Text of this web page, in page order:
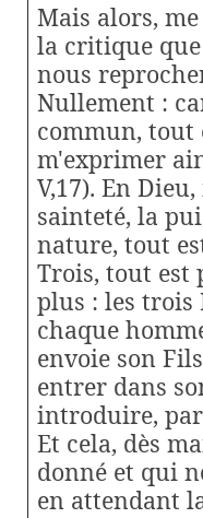
Mais alors,
la critique
nous
Nullement :
commun, tout
m'exprimer
V,17). En
sainteté, la
nature, tout
Trois, tout est
plus : les
chaque
envoie son
entrer dans
introduire,
Et cela, dès
donné et qui
en attendant